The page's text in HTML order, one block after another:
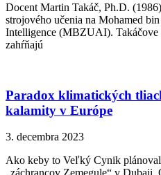
Docent Martin Takáč, Ph.D.
strojového učenia na Mohamed
Intelligence (MBZUAI). Takáčove
zahŕňajú
Paradox klimatických
kalamity v Európe
3. decembra 2023
Ako keby to Veľký Cynik